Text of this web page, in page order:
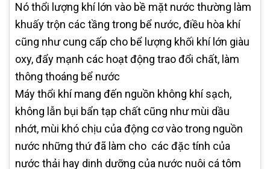
Nó thổi lượng khí lớn vào bề mặt nước thường làm
khuấy trộn các tầng trong bể nước, điều hòa khí
cũng như cung cấp cho bể lượng khối khí lớn giàu
oxy, đẩy mạnh các hoạt động trao đổi chất, làm
thông thoáng bể nước
Máy thổi khí mang đến nguồn không khí sạch,
không lẫn bụi bẩn tạp chất cũng như mùi dầu
nhớt, mùi khó chịu của động cơ vào trong nguồn
nước những thứ đã làm cho các đặc tính của
nước thải hay dinh dưỡng của nước nuôi cá tôm